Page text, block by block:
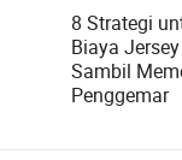
8 Strategi
Biaya
Sambil
Penggemar